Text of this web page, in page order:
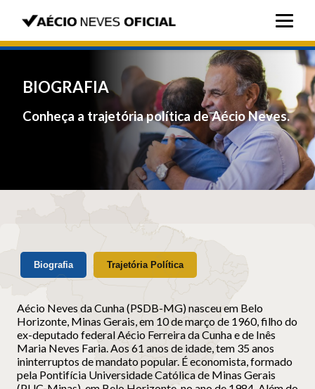
BIOGRAFIA
Conheça a trajetória política de Aécio Neves.
Biografia Trajetória Política
Aécio Neves da Cunha (PSDB-MG) nasceu em Belo
Horizonte, Minas Gerais, em 10 de março de 1960, filho do
ex-deputado federal Aécio Ferreira da Cunha e de Inês
Maria Neves Faria. Aos 61 anos de idade, tem 35 anos
ininterruptos de mandato popular. É economista, formado
pela Pontifícia Universidade Católica de Minas Gerais